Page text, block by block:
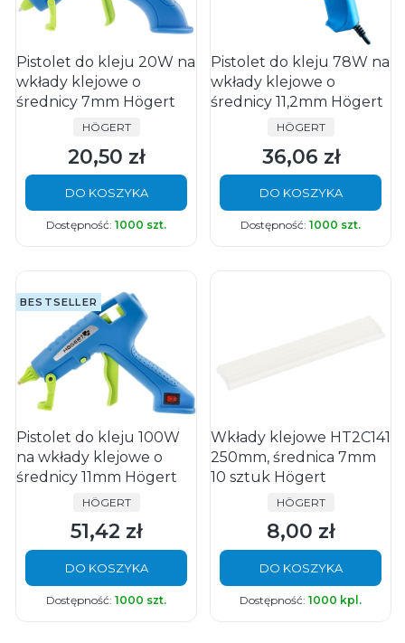
Pistolet do kleju 20W na
wkłady klejowe o
średnicy 7mm Högert
PRODUCENT
HÖGERT
Cena
20,50 zł
DO KOSZYKA
Dostępność: 1000 szt.
Pistolet do kleju 78W na
wkłady klejowe o
średnicy 11,2mm Högert
PRODUCENT
HÖGERT
Cena
36,06 zł
DO KOSZYKA
Dostępność: 1000 szt.
BESTSELLER
Pistolet do kleju 100W
na wkłady klejowe o
średnicy 11mm Högert
PRODUCENT
HÖGERT
Cena
51,42 zł
DO KOSZYKA
Dostępność: 1000 szt.
Wkłady klejowe HT2C141
250mm, średnica 7mm
10 sztuk Högert
PRODUCENT
HÖGERT
Cena
8,00 zł
DO KOSZYKA
Dostępność: 1000 kpl.